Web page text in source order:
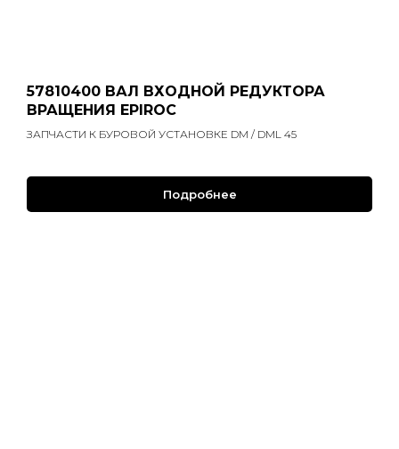
57810400 ВАЛ ВХОДНОЙ РЕДУКТОРА
ВРАЩЕНИЯ EPIROC
ЗАПЧАСТИ К БУРОВОЙ УСТАНОВКЕ DM / DML 45
Подробнее